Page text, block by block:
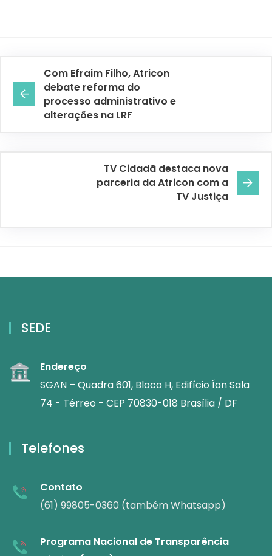
Com Efraim Filho, Atricon
debate reforma do
processo administrativo e
alterações na LRF
TV Cidadã destaca nova
parceria da Atricon com a
TV Justiça
SEDE
Endereço
SGAN – Quadra 601, Bloco H, Edifício Íon Sala
74 - Térreo - CEP 70830-018 Brasília / DF
Telefones
Contato
(61) 99805-0360 (também Whatsapp)
Programa Nacional de Transparência